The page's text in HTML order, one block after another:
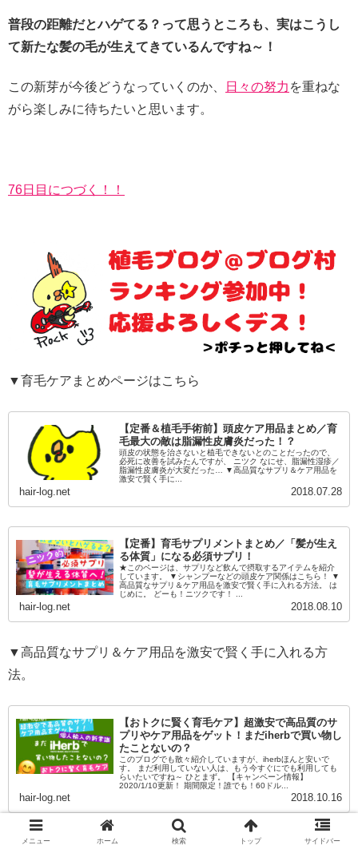
普段の距離だとハゲてる？って思うところも、実はこうし
て新たな髪の毛が生えてきているんですね～！
この新芽が今後どうなっていくのか、 日々の努力 を重ねな
がら楽しみに待ちたいと思います。
76日目につづく！！
▼育毛ケアまとめページはこちら
【定番＆植毛手術前】頭皮ケア用品まとめ／育
毛最大の敵は脂漏性皮膚炎だった！？
頭皮の状態を治さないと植毛できないとのことだったので、
必死に改善を試みたんですが、 ニツク なにせ、脂漏性湿疹／
脂漏性皮膚炎が大変だった… ▼高品質なサプリ＆ケア用品を
激安で賢く手に...
hair-log.net 2018.07.28
【定番】育毛サプリメントまとめ／「髪が生え
る体質」になる必須サプリ！
★このページは、サプリなど飲んで摂取するアイテムを紹介
しています。 ▼シャンプーなどの頭皮ケア関係はこちら！ ▼
高品質なサプリ＆ケア用品を激安で賢く手に入れる方法。 は
じめに。 どーも！ニツクです！ ...
hair-log.net 2018.08.10
▼高品質なサプリ＆ケア用品を激安で賢く手に入れる方
法。
【おトクに賢く育毛ケア】超激安で高品質のサ
プリやケア用品をゲット！まだiherbで買い物し
たことないの？
このブログでも散々紹介していますが、iherbほんと安いで
す。 まだ利用していない人は、もう今すぐにでも利用しても
らいたいですね～ ひとまず。 【キャンペーン情報】
2020/1/10更新！ 期間限定！誰でも！60ドル...
hair-log.net 2018.10.16
メニュー ホーム 検索 トップ サイドバー